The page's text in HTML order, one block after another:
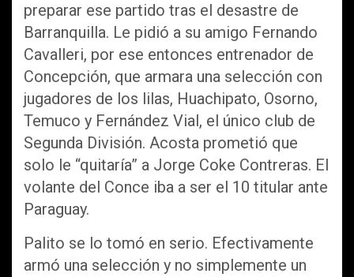
preparar ese partido tras el desastre de
Barranquilla. Le pidió a su amigo Fernando
Cavalleri, por ese entonces entrenador de
Concepción, que armara una selección con
jugadores de los lilas, Huachipato, Osorno,
Temuco y Fernández Vial, el único club de
Segunda División. Acosta prometió que
solo le “quitaría” a Jorge Coke Contreras. El
volante del Conce iba a ser el 10 titular ante
Paraguay.
Palito se lo tomó en serio. Efectivamente
armó una selección y no simplemente un